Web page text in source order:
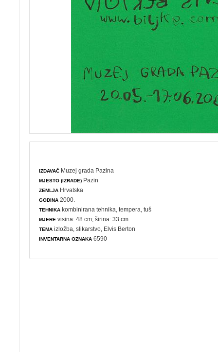
IZDAVAČ Muzej grada Pazina
MJESTO (IZRADE) Pazin
ZEMLJA Hrvatska
GODINA 2000.
TEHNIKA kombinirana tehnika, tempera, tuš
MJERE visina: 48 cm; širina: 33 cm
TEMA izložba ,slikarstvo , Elvis Berton
INVENTARNA OZNAKA 6590